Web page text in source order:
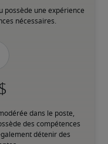
possède une expérience
nécessaires.
dans le poste,
des compétences
détenir des